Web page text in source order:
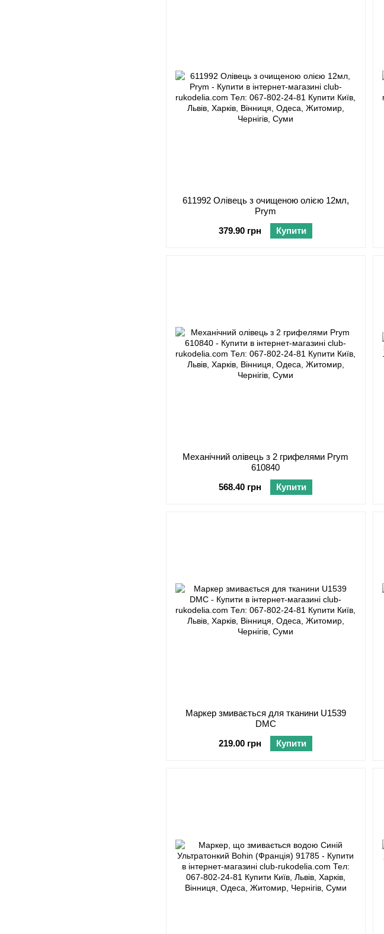
611992 Олівець з очищеною олією 12мл,
Prym
379.90 грн
Купити
Механічний олівець з 2 грифелями Prym
610840
568.40 грн
Купити
Маркер змивається для тканини U1539
DMC
219.00 грн
Купити